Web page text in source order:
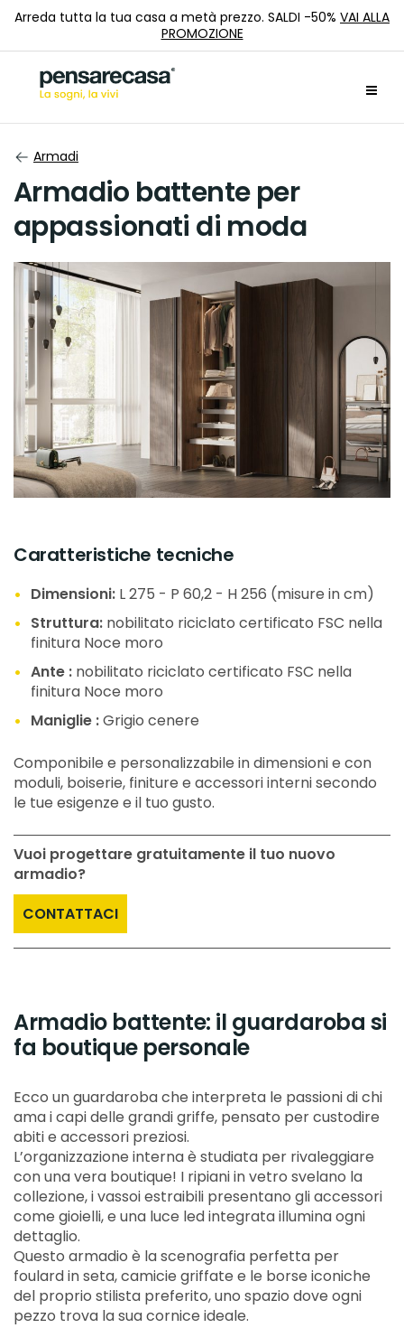
Arreda tutta la tua casa a metà prezzo. SALDI -50% VAI ALLA
PROMOZIONE
Armadi
Armadio battente per
appassionati di moda
Caratteristiche tecniche
Dimensioni: L 275 - P 60,2 - H 256 (misure in cm)
Struttura: nobilitato riciclato certificato FSC nella
finitura Noce moro
Ante : nobilitato riciclato certificato FSC nella
finitura Noce moro
Maniglie :Grigio cenere
Componibile e personalizzabile in dimensioni e con
moduli, boiserie, finiture e accessori interni secondo
le tue esigenze e il tuo gusto.
Vuoi progettare gratuitamente il tuo nuovo
armadio?
CONTATTACI
Armadio battente: il guardaroba si
fa boutique personale
Ecco un guardaroba che interpreta le passioni di chi
ama i capi delle grandi griffe, pensato per custodire
abiti e accessori preziosi.
L’organizzazione interna è studiata per rivaleggiare
con una vera boutique! I ripiani in vetro svelano la
collezione, i vassoi estraibili presentano gli accessori
come gioielli, e una luce led integrata illumina ogni
dettaglio.
Questo armadio è la scenografia perfetta per
foulard in seta, camicie griffate e le borse iconiche
del proprio stilista preferito, uno spazio dove ogni
pezzo trova la sua cornice ideale.